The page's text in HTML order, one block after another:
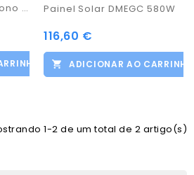
Painel Solar 460W Phono Solar Painel Solar DMEGC 580W
116,60 €
ADICIONAR AO CARRINHO
1-2 de um total de 2 artigo(s)